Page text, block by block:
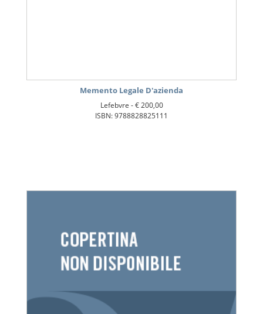
Memento Legale D'azienda
Lefebvre -€ 200,00
ISBN: 9788828825111